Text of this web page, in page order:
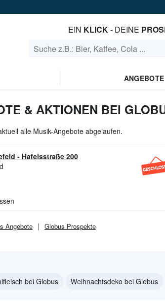
EIN KLICK- DEINE
ANGEBOTE
& AKTIONEN BEI
alle Musik-Angebote abgelaufen.
- Hafelsstraße 200
Angebote Globus Prospekte
bei Globus Weihnachtsdeko bei Globus